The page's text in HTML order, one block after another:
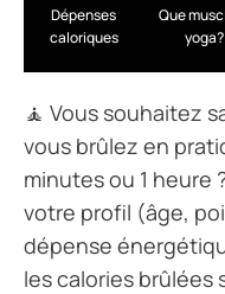
Dépenses
caloriques
Que
yoga?
🧘 Vous souhaitez
vous brûlez en
minutes ou 1 heure
votre profil (âge,
dépense
les calories brûlées